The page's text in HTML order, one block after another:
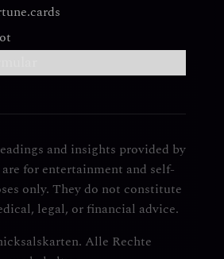
and insights provided by
for entertainment and self-
only. They do not constitute
legal, or financial advice.
Alle Rechte